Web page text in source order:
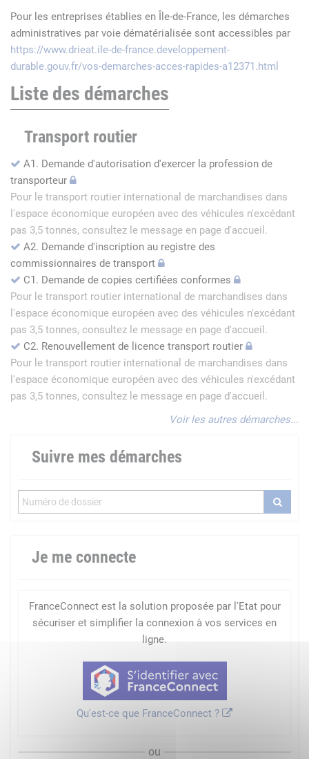
Pour les entreprises établies en Île-de-France, les démarches
administratives par voie dématérialisée sont accessibles par
https://www.drieat.ile-de-france.developpement-
durable.gouv.fr/vos-demarches-acces-rapides-a12371.html
Liste des démarches
Transport routier
A1. Demande d'autorisation d'exercer la profession de
transporteur
Pour le transport routier international de marchandises dans
l'espace économique européen avec des véhicules n'excédant
pas 3,5 tonnes, consultez le message en page d'accueil.
A2. Demande d'inscription au registre des
commissionnaires de transport
C1. Demande de copies certifiées conformes
Pour le transport routier international de marchandises dans
l'espace économique européen avec des véhicules n'excédant
pas 3,5 tonnes, consultez le message en page d'accueil.
C2. Renouvellement de licence transport routier
Pour le transport routier international de marchandises dans
l'espace économique européen avec des véhicules n'excédant
pas 3,5 tonnes, consultez le message en page d'accueil.
Voir les autres démarches...
Suivre mes démarches
Je me connecte
FranceConnect est la solution proposée par l'Etat pour
sécuriser et simplifier la connexion à vos services en
ligne.
Qu'est-ce que FranceConnect ?
ou